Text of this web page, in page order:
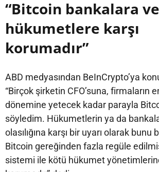
“Bitcoin bankalara ve
hükumetlere karşı
korumadır”
ABD medyasından BeInCrypto’ya
“Birçok şirketin CFO’suna, firmaların
dönemine yetecek kadar parayla
söyledim. Hükumetlerin ya da
olasılığına karşı bir uyarı olarak
Bitcoin gereğinden fazla regüle
sistemi ile kötü hükumet